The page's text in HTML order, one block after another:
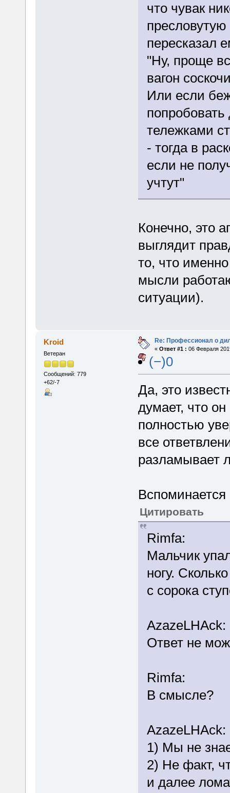
что чувак
пресловутую
пересказал
"Ну, проще
вагон
Или если
тележками
- тогда в
если не
учтут"
Конечно, это
выглядит
то, что
мысли
ситуации).
Kroid
Ветеран
Сообщений: 779
+62/-7
Re: Профессионал о
« Ответ #1 : 06 Февраля
(−)0
Да, это
думает, что
полностью
все
разламывает
Цитировать
Rimfa:
Мальчик
ногу.
с сорока
AzazeLHAck:
Ответ не
Rimfa:
В смысле?
AzazeLHAck:
1) Мы не
2) Не факт,
и далее